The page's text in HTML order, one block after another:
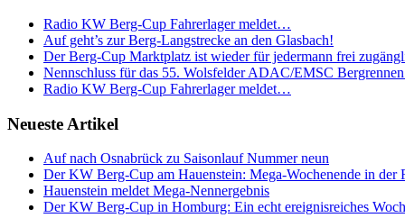
Radio KW Berg-Cup Fahrerlager meldet…
Auf geht’s zur Berg-Langstrecke an den Glasbach!
Der Berg-Cup Marktplatz ist wieder für jedermann frei
Nennschluss für das 55. Wolsfelder ADAC/EMSC
Radio KW Berg-Cup Fahrerlager meldet…
Neueste Artikel
Auf nach Osnabrück zu Saisonlauf Nummer neun
Der KW Berg-Cup am Hauenstein: Mega-Wochenende in der
Hauenstein meldet Mega-Nennergebnis
Der KW Berg-Cup in Homburg: Ein echt ereignisreiches